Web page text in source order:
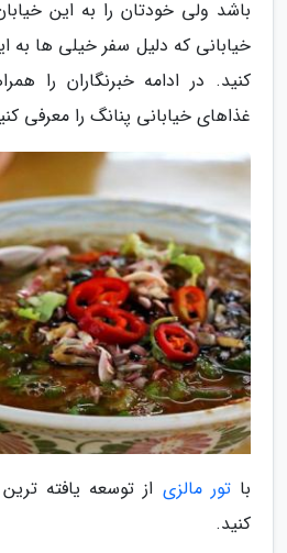
باشد ولی خودتان را به این
خیابانی که دلیل سفر خیلی ها
کنید. در ادامه خبرنگاران را
غذاهای خیابانی پنانگ را معرفی
باتور مالزی از توسعه یافته
کنید.